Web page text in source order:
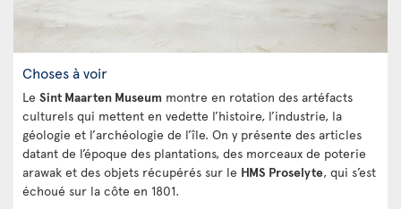
Choses à voir
Le Sint Maarten Museum montre en rotation des artéfacts
culturels qui mettent en vedette l’histoire, l’industrie, la
géologie et l’archéologie de l’île. On y présente des articles
datant de l’époque des plantations, des morceaux de poterie
arawak et des objets récupérés sur le HMS Proselyte, qui s’est
échoué sur la côte en 1801.